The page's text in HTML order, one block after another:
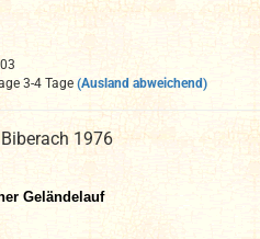
3-4 Tage (Ausland abweichend)
1976
Geländelauf